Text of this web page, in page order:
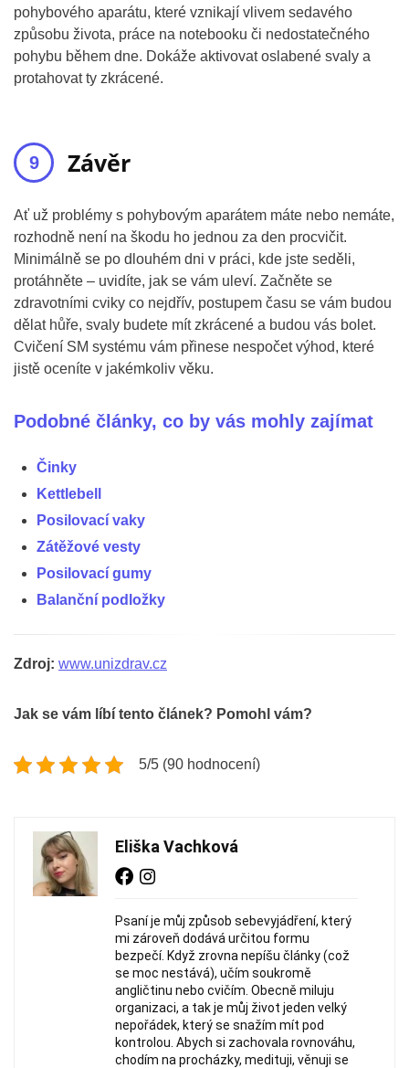
pohybového aparátu, které vznikají vlivem sedavého
způsobu života, práce na notebooku či nedostatečného
pohybu během dne. Dokáže aktivovat oslabené svaly a
protahovat ty zkrácené.
Závěr
Ať už problémy s pohybovým aparátem máte nebo nemáte,
rozhodně není na škodu ho jednou za den procvičit.
Minimálně se po dlouhém dni v práci, kde jste seděli,
protáhněte – uvidíte, jak se vám uleví. Začněte se
zdravotními cviky co nejdřív, postupem času se vám budou
dělat hůře, svaly budete mít zkrácené a budou vás bolet.
Cvičení SM systému vám přinese nespočet výhod, které
jistě oceníte v jakémkoliv věku.
Podobné články, co by vás mohly zajímat
Činky
Kettlebell
Posilovací vaky
Zátěžové vesty
Posilovací gumy
Balanční podložky
Zdroj: www.unizdrav.cz
Jak se vám líbí tento článek? Pomohl vám?
5/5 (90 hodnocení)
Eliška Vachková
Psaní je můj způsob sebevyjádření, který
mi zároveň dodává určitou formu
bezpečí. Když zrovna nepíšu články (což
se moc nestává), učím soukromě
angličtinu nebo cvičím. Obecně miluju
organizaci, a tak je můj život jeden velký
nepořádek, který se snažím mít pod
kontrolou. Abych si zachovala rovnováhu,
chodím na procházky, medituji, věnuji se